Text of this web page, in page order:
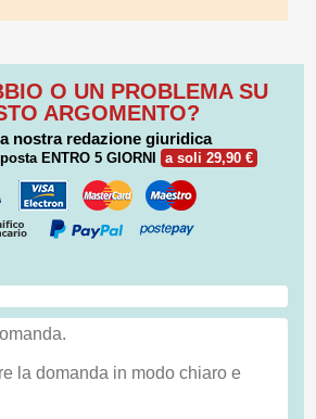
O UN PROBLEMA SU
ARGOMENTO?
nostra redazione giuridica
ENTRO 5 GIORNI a soli 29,90 €